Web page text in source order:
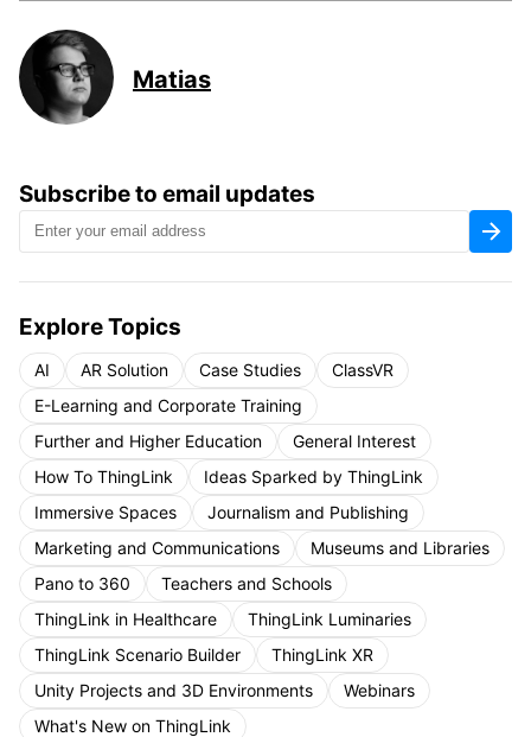
Subscribe to email updates
Explore Topics
AI AR Solution Case Studies
ClassVR
E-Learning and Corporate Training
Further and Higher Education
General Interest
How To ThingLink
Ideas Sparked by ThingLink
Immersive Spaces
Journalism and Publishing
Marketing and Communications
Museums and Libraries
Pano to 360
Teachers and Schools
ThingLink in Healthcare
ThingLink Luminaries
ThingLink Scenario Builder
ThingLink XR
Unity Projects and 3D Environments
Webinars
What's New on ThingLink
Matias